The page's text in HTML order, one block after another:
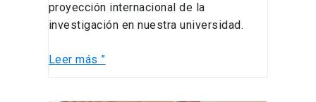
proyección internacional de la
investigación en nuestra universidad.
Leer más ”